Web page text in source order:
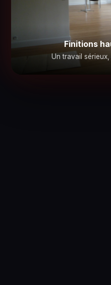
Finitions
Un travail